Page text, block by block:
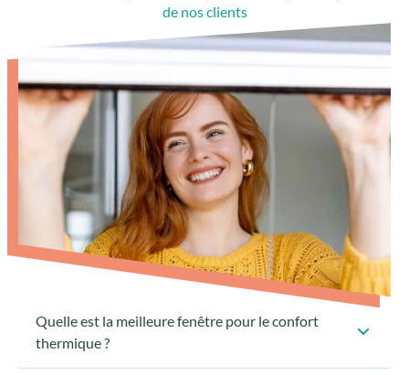
de nos clients
Quelle est la meilleure fenêtre pour le confort
thermique ?